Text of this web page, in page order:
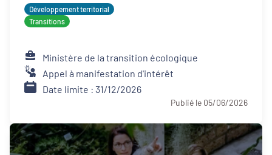
Développement territorial
Transitions
Ministère de la transition écologique
Appel à manifestation d'intérêt
Date limite : 31/12/2026
Publié le 05/06/2026